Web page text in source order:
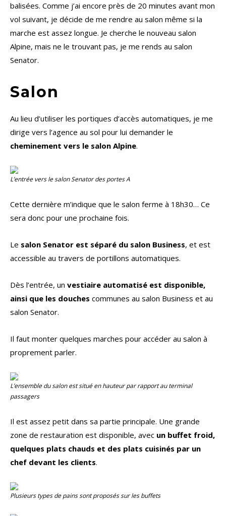
balisées. Comme j’ai encore près de 20 minutes avant mon
vol suivant, je décide de me rendre au salon même si la
marche est assez longue. Je cherche le nouveau salon
Alpine, mais ne le trouvant pas, je me rends au salon
Senator.
Salon
Au lieu d’utiliser les portiques d’accès automatiques, je me
dirige vers l’agence au sol pour lui demander le
cheminement vers le salon Alpine.
L’entrée vers le salonSenatordes portes A
Cette dernière m’indique que le salon ferme à 18h30… Ce
sera donc pour une prochaine fois.
Le salon Senator est séparé du salon Business, et est
accessible au travers de portillons automatiques.
Dès l’entrée, un vestiaire automatisé est disponible,
ainsi que les douches communes au salon Business et au
salon Senator.
Il faut monter quelques marches pour accéder au salon à
proprement parler.
L’ensemble du salon est situé en hauteur par rapport au terminal
passagers
Il est assez petit dans sa partie principale. Une grande
zone de restauration est disponible, avec un buffet froid,
quelques plats chauds et des plats cuisinés par un
chef devant les clients.
Plusieurs types de pains sont proposés sur les buffets